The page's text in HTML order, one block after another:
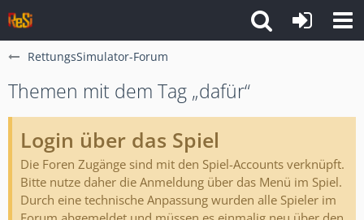
RettungsSimulator-Forum
Themen mit dem Tag „dafür“
Login über das Spiel
Die Foren Zugänge sind mit den Spiel-Accounts verknüpft.
Bitte nutze daher die Anmeldung über das Menü im Spiel.
Durch eine technische Anpassung wurden alle Spieler im